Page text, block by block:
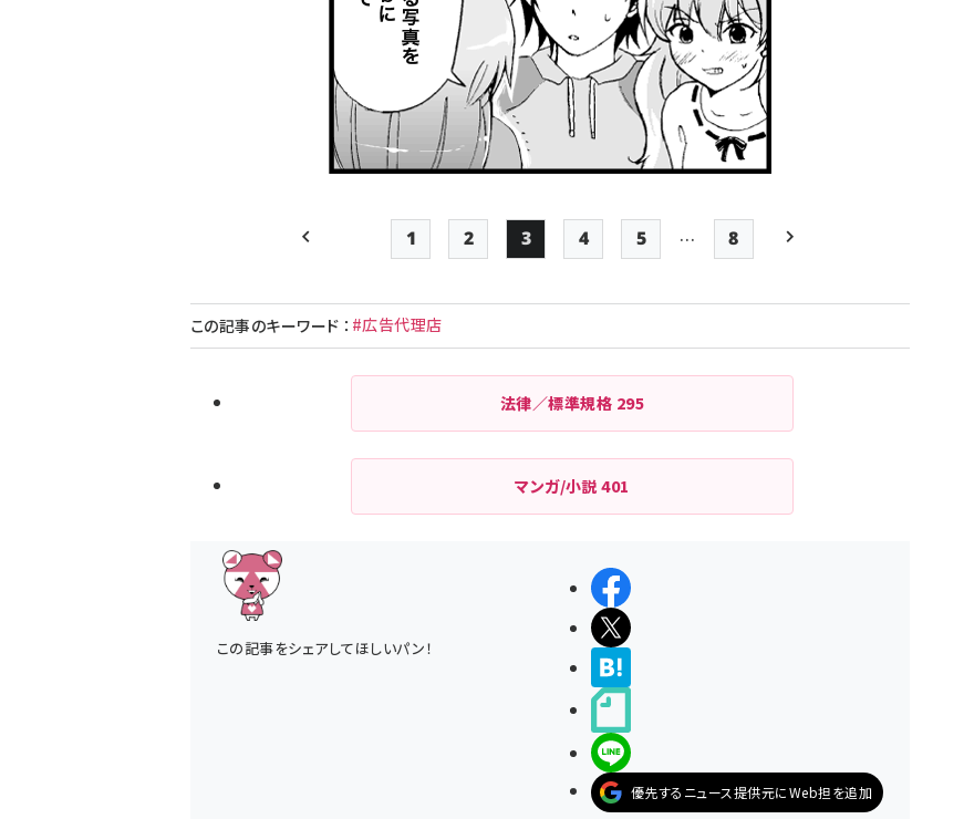
ペー
送
り
Page
1
Page
2
Page
3
Page
4
Page
5 …
最終ページ
8
この記事のキーワード ： #広告代理店
法律／標準規格 295
マンガ/小説401
この記事をシェアしてほしいパン！
シェアする
ポストする
LINEで送る
優先するニュース提供元にWeb担を追加